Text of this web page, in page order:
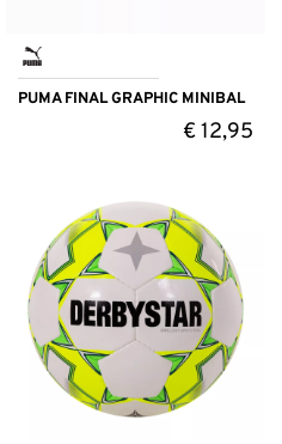
PUMA FINAL GRAPHIC MINIBAL
€12,95